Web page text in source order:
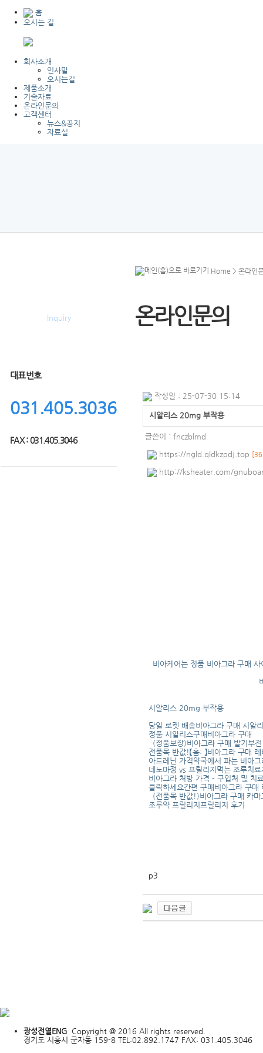
홈
오시는 길
회사소개
인사말
오시는길
제품소개
기술자료
온라인문의
고객센터
뉴스&공지
자료실
Inquiry
대표번호
031.405.3036
FAX : 031.405.3046
Home > 온라인
온라인문의
작성일 : 25-07-30 15:14
시알리스 20mg 부작용
글쓴이 : fnczblmd
https://ngld.qldkzpdj.top
http://ksheater.com/
비아케어는 정품 비아그라 구매
시알리스 20mg 부작용
당일 로켓 배송비아그라 구매 시알
정품 시알리스구매비아그라 구매
（정품보장)비아그라 구매 발기부전
전품목 반값!【홈: 】비아그라 구매
아드레닌 가격약국에서 파는 비아그
네노마정 vs 프릴리지먹는 조루치
비아그라 처방 가격 - 구입처 및 치
클릭하세요간편 구매비아그라 구매
（전품목 반값!)비아그라 구매 카마
조루약 프릴리지프릴리지 후기
p3
광성전열ENG Copyright @ 2016 All rights reserved.
경기도 시흥시 군자동 159-8 TEL:02.892.1747 FAX: 031.405.3046